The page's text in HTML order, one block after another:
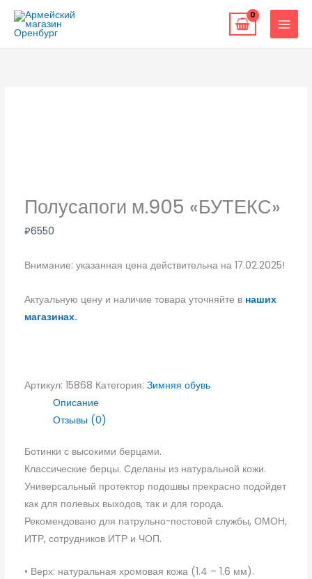
Перейти
содержимому
Полусапоги м.905 «БУТЕКС»
₽6550
Внимание: указанная цена действительна на 17.02.2025!
Актуальную цену и наличие товара уточняйте в наших
магазинах.
Артикул: 15868 Категория: Зимняя обувь
Описание
Отзывы (0)
Ботинки с высокими берцами.
Классические берцы. Сделаны из натуральной кожи.
Универсальный протектор подошвы прекрасно подойдет
как для полевых выходов, так и для города.
Рекомендовано для патрульно-постовой службы, ОМОН,
ИТР, сотрудников ИТР и ЧОП.
• Верх: натуральная хромовая кожа (1.4 – 1.6 мм).